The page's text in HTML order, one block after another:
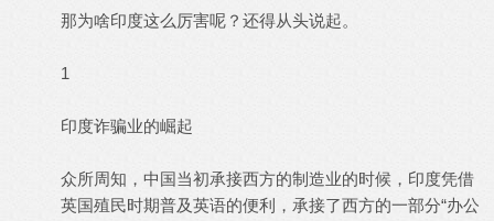
那为啥印度这么厉害呢？还得从头说起。
1
印度诈骗业的崛起
众所周知，中国当初承接西方的制造业的时候，印度凭借
英国殖民时期普及英语的便利，承接了西方的一部分“办公